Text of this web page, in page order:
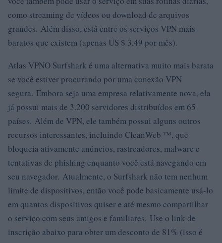
como streaming de vídeos ou download de arquivos
grandes. Além disso, está entre os serviços VPN mais
baratos que existem (apenas US $ 3,49 por mês).
Atlas VPNO Surfshark é uma alternativa muito mais barata
se você estiver procurando por uma conexão VPN
segura. Embora seja uma empresa relativamente nova, ela
já possui mais de 3.200 servidores distribuídos em 65
países. Além de VPN, ele também possui alguns outros
recursos interessantes, incluindo CleanWeb ™, que
bloqueia ativamente anúncios, rastreadores, malware e
tentativas de phishing enquanto você está navegando em
seu navegador. Atualmente, o Surfshark não tem nenhum
limite de dispositivos, então você pode basicamente usá-lo
em quantos dispositivos quiser e até mesmo compartilhar
o serviço com seus amigos e familiares. Use o link de
inscrição abaixo para obter um desconto de 81% (isso é